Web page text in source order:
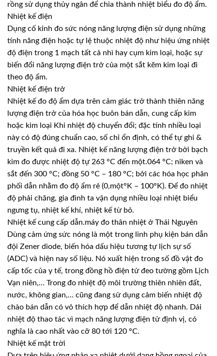
rồng sử dụng thủy ngân để chia thành nhiệt biểu đo độ ẩm.
Nhiệt kế điện
Dụng cố kỉnh đo sức nóng năng lượng điện sử dụng những
tính năng điện hoặc tự lệ thuộc nhiệt độ như hiệu ứng nhiệt
độ điện trong 1 mạch tất cả nhì hay cụm kim loại, hoặc sự
biến đổi năng lượng điện trở của một sắt kẽm kim loại đi
theo độ ẩm.
Nhiệt kế điện trở
Nhiệt kế đo độ ẩm dựa trên cảm giác trở thành thiên năng
lượng điện trở của hóa học buôn bán dẫn, cung cấp kim
hoặc kim loại Khi nhiệt độ chuyển đổi; đặc tính nhiều loại
này có độ đúng chuẩn cao, số chỉ ổn định, có thể tự ghi &
truyền kết quả đi xa. Nhiệt kế năng lượng điện trở bởi bạch
kim đo được nhiệt độ tự 263 °C đến một.064 °C; niken và
sắt đến 300 °C; đồng 50 °C – 180 °C; bởi các hóa học phân
phối dẫn nhằm đo độ ẩm rẻ (0,một°K – 100°K). Để đo nhiệt
độ phải chăng, gia đình ta vận dụng nhiều loại nhiệt biểu
ngưng tụ, nhiệt kế khí, nhiệt kế từ bỏ.
Nhiệt kế cung cấp dẫn.máy đo thân nhiệt ở Thái Nguyên
Dùng cảm ứng sức nóng là một trong linh phụ kiện bán dẫn
đội Zener diode, biến hóa dấu hiệu tương tự lịch sự số
(ADC) và hiện nay số liệu. Nó xuất hiện trong số đồ vật đo
cấp tốc của y tế, trong đồng hồ điện tử đeo tường gồm Lịch
Vạn niên,… Trong đo nhiệt độ môi trường thiên nhiên đất,
nước, không gian,… cũng đang sử dụng cảm biến nhiệt độ
chào bán dẫn có vỏ thích hợp để dẫn nhiệt độ nhanh. Dải
nhiệt độ thao tác vì mạch năng lượng điện tử định vị, có
nghĩa là cao nhất vào cỡ 80 tới 120 °C.
Nhiệt kế mặt trời